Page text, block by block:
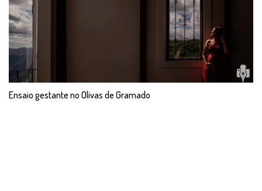
Ensaio gestante no Olivas de Gramado